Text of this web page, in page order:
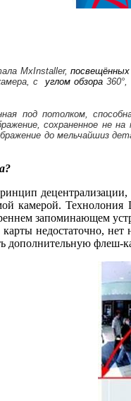
MxInstaller,
суглом обзора 360°,
под потолком,
сохраненное не
до мельчайшиз
камерой.
запоминающем
недостаточно,
дополнительную флеш-